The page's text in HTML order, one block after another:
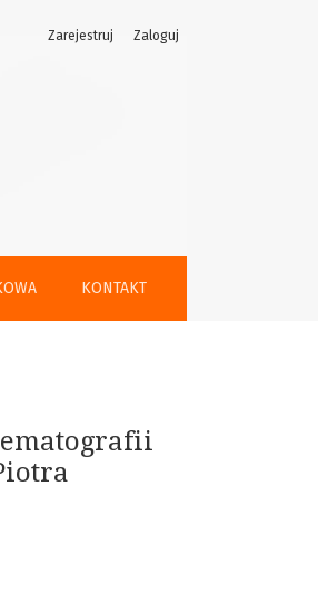
KONTAKT
Zarejestruj Zaloguj